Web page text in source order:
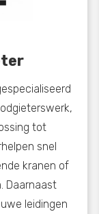
tot
snel
kranen of
Daarnaast
leidingen